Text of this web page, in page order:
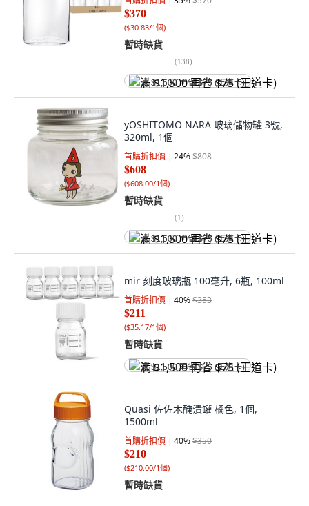
$370
($30.83/1個)
暫時缺貨
(138)
满 $1,500 再省 $75 (王道卡)
yOSHITOMO NARA 玻璃儲物罐 3號,
320ml, 1個
首購折扣價 24%$808
$608
($608.00/1個)
暫時缺貨
(1)
满 $1,500 再省 $75 (王道卡)
mir 刻度玻璃瓶 100毫升, 6瓶, 100ml
首購折扣價 40%$353
$211
($35.17/1個)
暫時缺貨
满 $1,500 再省 $75 (王道卡)
Quasi 佐佐木醃漬罐 橘色, 1個,
1500ml
首購折扣價 40%$350
$210
($210.00/1個)
暫時缺貨